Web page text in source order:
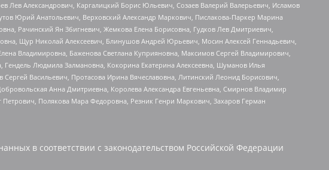
Александрович, Каргалицкий Борис Юльевич, Созаев Валерий Валерьевич, Исламов
Юрий Анатольевич, Верховский Александр Маркович, Пислакова-Паркер Марина
Рачинский Ян Збигневич, Жемкова Елена Борисовна, Гудков Лев Дмитриевич,
Щур Николай Алексеевич, Блинушов Андрей Юрьевич, Мосин Алексей Геннадьевич,
Владимировна, Баженова Светлана Куприяновна, Максимов Сергей Владимирович,
Гендель Людмила Залмановна, Кокорина Екатерина Алексеевна, Шуманов Илья
Васильевич, Протасова Ирина Вячеславовна, Литинский Леонид Борисович,
Анна Дмитриевна, Королева Александра Евгеньевна, Смирнов Владимир
Полякова Мара Федоровна, Резник Генри Маркович, Захаров Герман
в соответствии с законодательством Российской Федерации